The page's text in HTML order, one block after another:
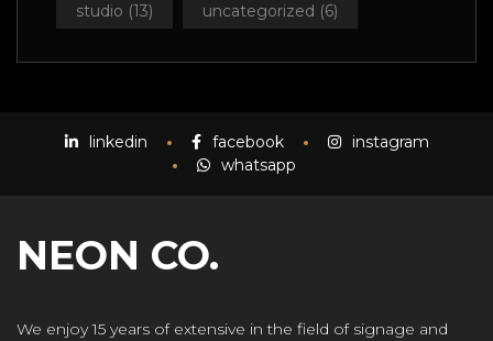
studio (13) uncategorized (6)
linkedin facebook
instagram
whatsapp
NEON CO.
We enjoy 15 years of extensive in the field of signage and